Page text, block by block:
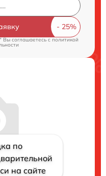
Вы соглашаетесь cполитикой
по
на сайте